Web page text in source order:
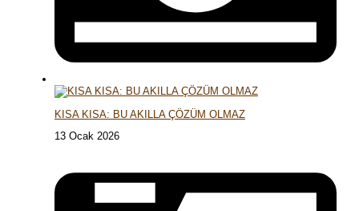
KISA KISA: BU AKILLA ÇÖZÜM OLMAZ
13 Ocak 2026